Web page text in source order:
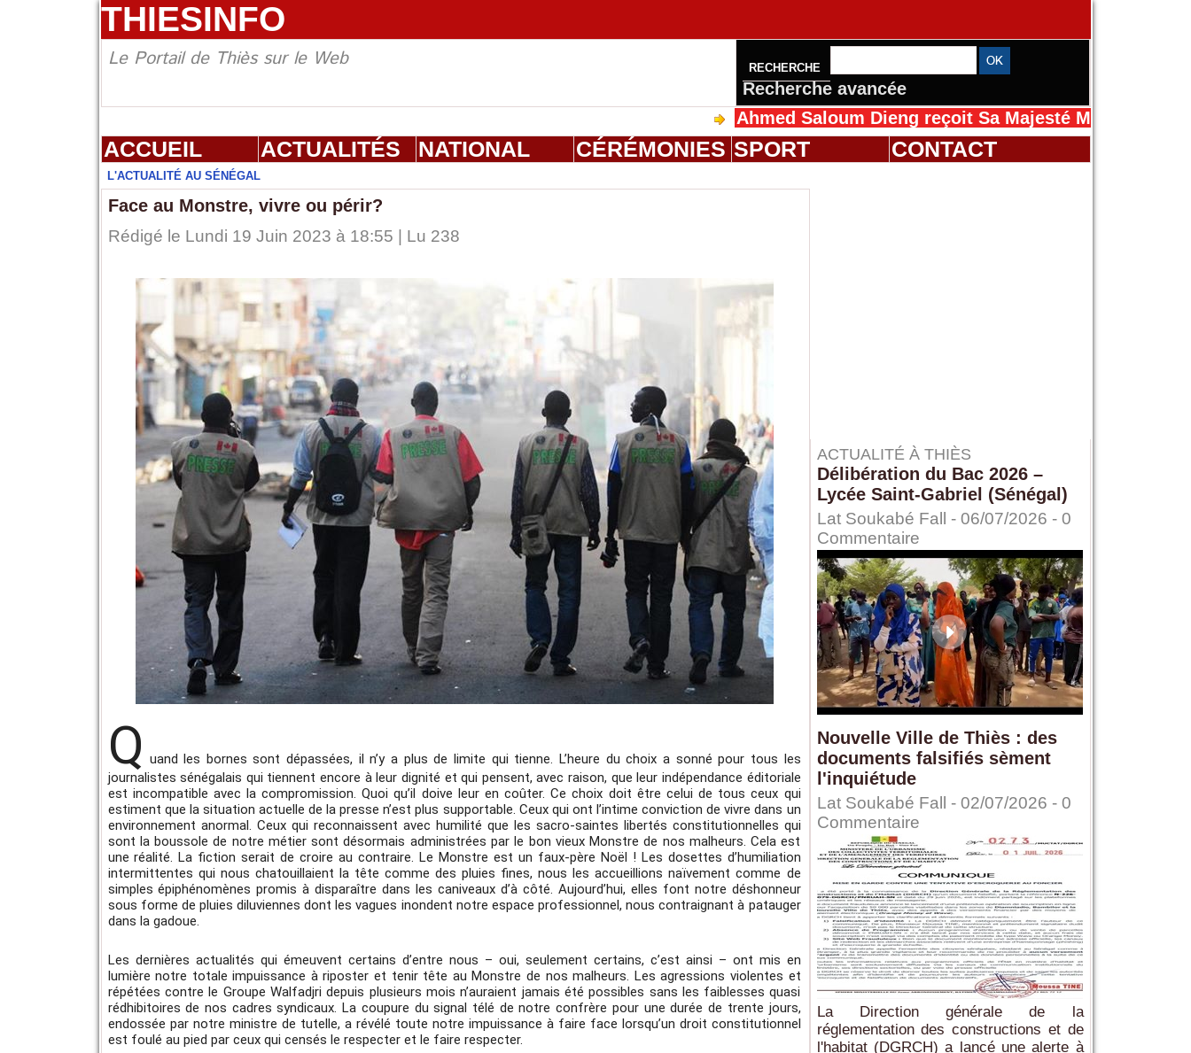
THIESINFO
Le Portail de Thiès sur le Web RECHERCHE
Recherche avancée
Ahmed Saloum Dieng reçoit Sa Majesté Mansah Cissé au
ACCUEIL ACTUALITÉS NATIONAL CÉRÉMONIES SPORT CONTACT
L'ACTUALITÉ AU SÉNÉGAL
Face au Monstre, vivre ou périr?
Rédigé le Lundi 19 Juin 2023 à 18:55 | Lu 238
Q uand les bornes sont dépassées, il n’y a plus de limite qui tienne. L’heure du choix a sonné pour tous les
journalistes sénégalais qui tiennent encore à leur dignité et qui pensent, avec raison, que leur indépendance éditoriale
est incompatible avec la compromission. Quoi qu’il doive leur en coûter. Ce choix doit être celui de tous ceux qui
estiment que la situation actuelle de la presse n’est plus supportable. Ceux qui ont l’intime conviction de vivre dans un
environnement anormal. Ceux qui reconnaissent avec humilité que les sacro-saintes libertés constitutionnelles qui
sont la boussole de notre métier sont désormais administrées par le bon vieux Monstre de nos malheurs. Cela est
une réalité. La fiction serait de croire au contraire. Le Monstre est un faux-père Noël ! Les dosettes d’humiliation
intermittentes qui nous chatouillaient la tête comme des pluies fines, nous les accueillions naïvement comme de
simples épiphénomènes promis à disparaître dans les caniveaux d’à côté. Aujourd’hui, elles font notre déshonneur
sous forme de pluies diluviennes dont les vagues inondent notre espace professionnel, nous contraignant à patauger
dans la gadoue.
Les dernières actualités qui émeuvent certains d’entre nous – oui, seulement certains, c’est ainsi – ont mis en
lumière notre totale impuissance à riposter et tenir tête au Monstre de nos malheurs. Les agressions violentes et
répétées contre le Groupe Walfadjri depuis plusieurs mois n’auraient jamais été possibles sans les faiblesses quasi
rédhibitoires de nos cadres syndicaux. La coupure du signal télé de notre confrère pour une durée de trente jours,
endossée par notre ministre de tutelle, a révélé toute notre impuissance à faire face lorsqu’un droit constitutionnel
est foulé au pied par ceux qui censés le respecter et le faire respecter.
ACTUALITÉ À THIÈS
Délibération du Bac 2026 –
Lycée Saint-Gabriel (Sénégal)
Lat Soukabé Fall - 06/07/2026 - 0
Commentaire
Nouvelle Ville de Thiès : des
documents falsifiés sèment
l'inquiétude
Lat Soukabé Fall - 02/07/2026 - 0
Commentaire
La Direction générale de la
réglementation des constructions et de
l'habitat (DGRCH) a lancé une alerte à